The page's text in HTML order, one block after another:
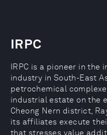
IRPC
IRPC is a pioneer in
industry in South-East
petrochemical
industrial estate on the
Cheong Nern district,
its affiliates execute
that stresses value